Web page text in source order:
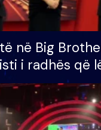
në Big
i radhës që